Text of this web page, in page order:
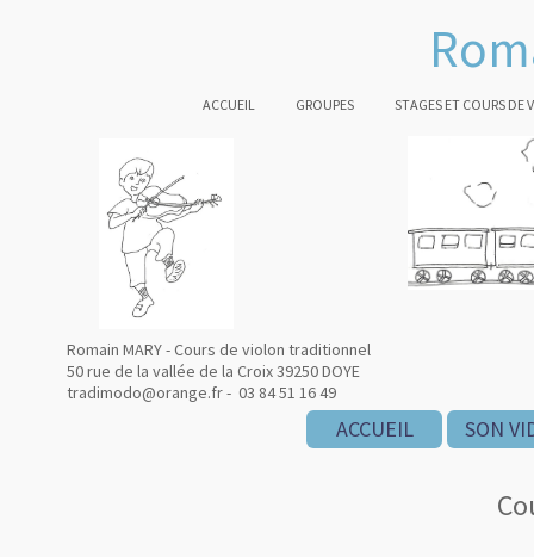
ACCUEIL GROUPES STAGES ET COURS DE
Romain MARY - Cours de violon traditionnel
50 rue de la vallée de la Croix 39250 DOYE
tradimodo@orange.fr - 03 84 51 16 49
ACCUEIL SON